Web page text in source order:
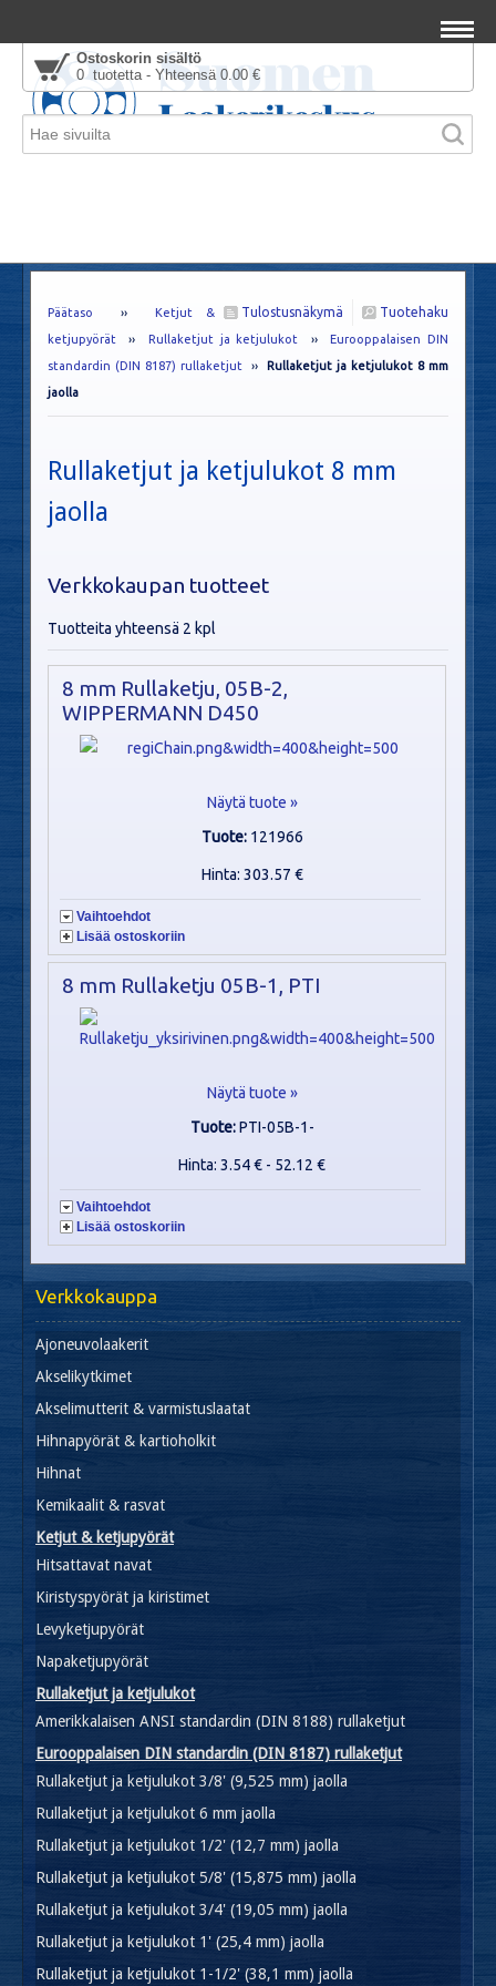
Ostoskorin sisältö
0 tuotetta - Yhteensä 0.00 €
Tuotehaku
Tulostusnäkymä
Päätaso ›› Ketjut &
ketjupyörät ›› Rullaketjut ja ketjulukot ››Eurooppalaisen DIN
standardin (DIN 8187) rullaketjut ›› Rullaketjut ja ketjulukot 8 mm
jaolla
Rullaketjut ja ketjulukot 8 mm
jaolla
Verkkokaupan tuotteet
Tuotteita yhteensä 2 kpl
8 mm Rullaketju, 05B-2,
WIPPERMANN D450
Näytä tuote »
Tuote: 121966
Hinta: 303.57 €
Vaihtoehdot
Lisää ostoskoriin
8 mm Rullaketju 05B-1, PTI
Näytä tuote »
Tuote:PTI-05B-1-
Hinta: 3.54 € - 52.12 €
Vaihtoehdot
Lisää ostoskoriin
Verkkokauppa
Ajoneuvolaakerit
Akselikytkimet
Akselimutterit & varmistuslaatat
Hihnapyörät & kartioholkit
Hihnat
Kemikaalit & rasvat
Ketjut & ketjupyörät
Hitsattavat navat
Kiristyspyörät ja kiristimet
Levyketjupyörät
Napaketjupyörät
Rullaketjut ja ketjulukot
Amerikkalaisen ANSI standardin (DIN 8188) rullaketjut
Eurooppalaisen DIN standardin (DIN 8187) rullaketjut
Rullaketjut ja ketjulukot 3/8' (9,525 mm) jaolla
Rullaketjut ja ketjulukot 6 mm jaolla
Rullaketjut ja ketjulukot 1/2' (12,7 mm) jaolla
Rullaketjut ja ketjulukot 5/8' (15,875 mm) jaolla
Rullaketjut ja ketjulukot 3/4' (19,05 mm) jaolla
Rullaketjut ja ketjulukot 1' (25,4 mm) jaolla
Rullaketjut ja ketjulukot 1-1/2' (38,1 mm) jaolla